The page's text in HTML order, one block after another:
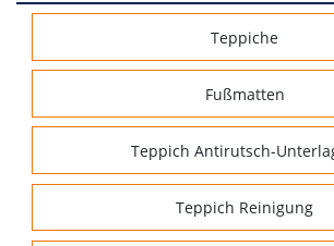
Teppiche
Fußmatten
Teppich Antirutsch-
Teppich Reinigung